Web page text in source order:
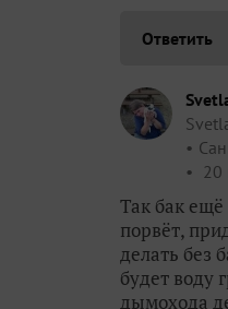
Ответить
20
Так бак
порвёт,
делать без
будет воду
дымохода